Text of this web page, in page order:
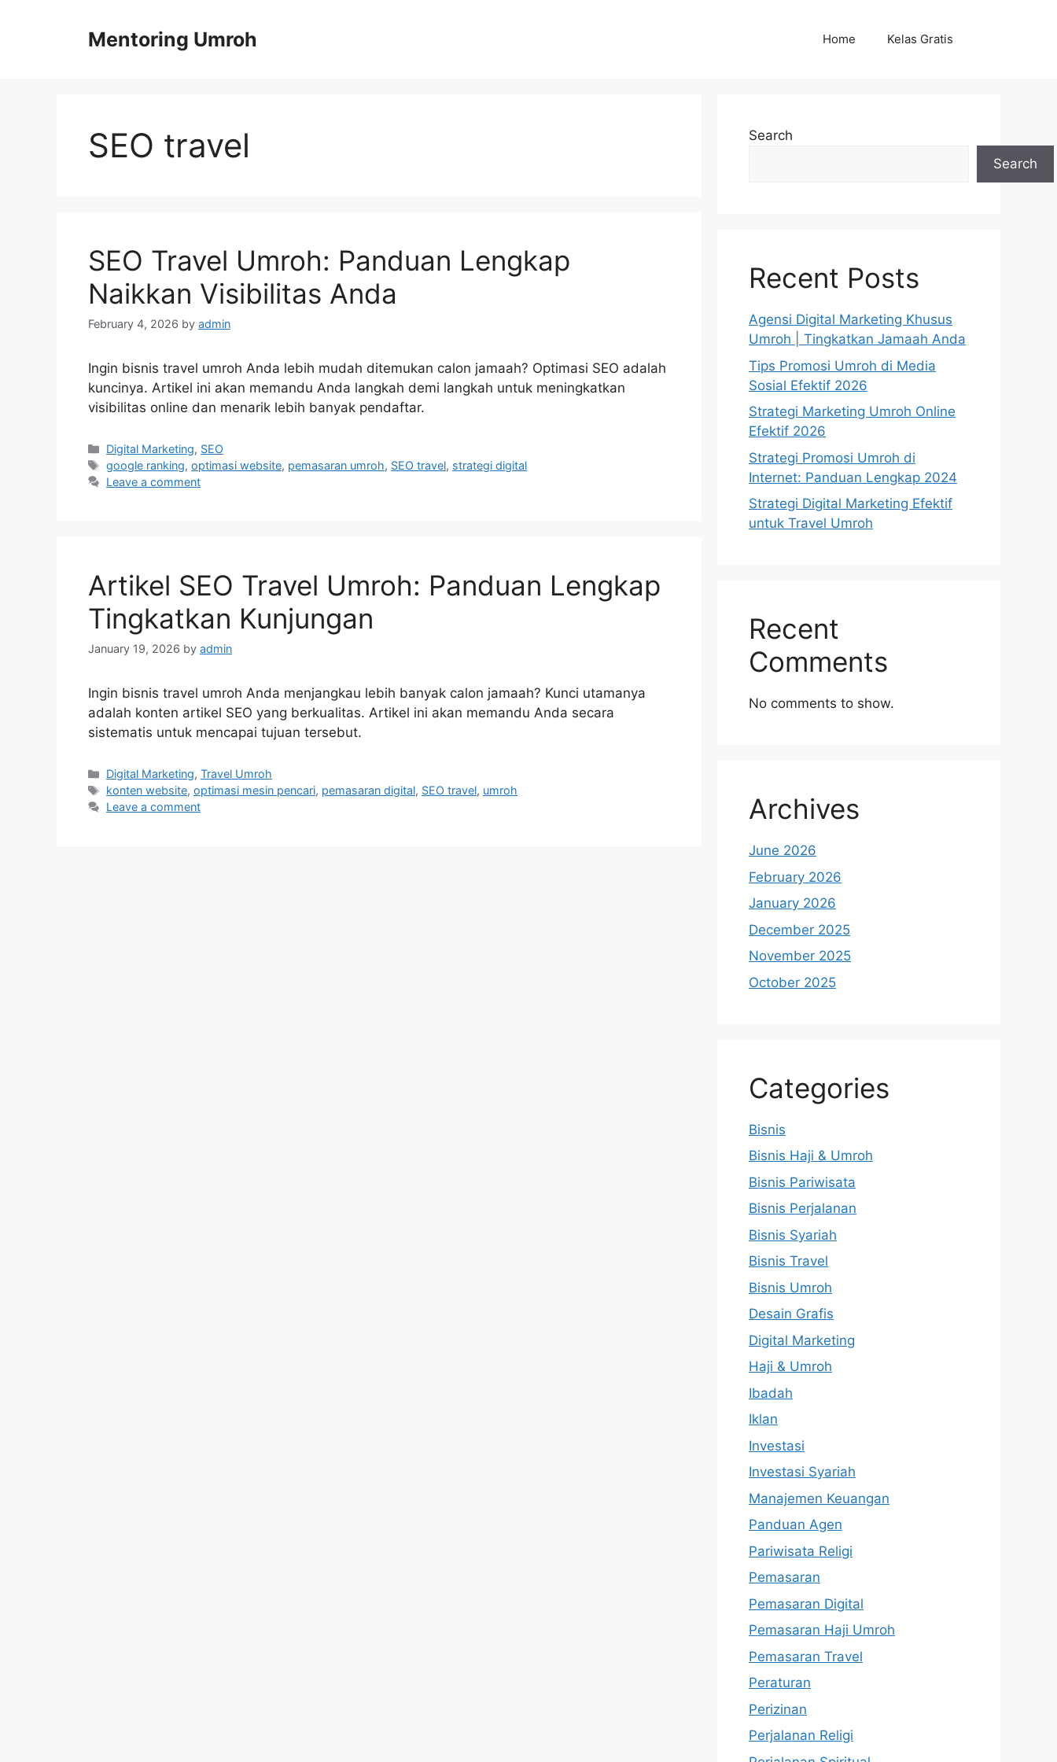
Mentoring Umroh Home Kelas Gratis
SEO travel
SEO Travel Umroh: Panduan Lengkap
Naikkan Visibilitas Anda
February 4, 2026 by admin
Ingin bisnis travel umroh Anda lebih mudah ditemukan calon jamaah? Optimasi SEO adalah
kuncinya. Artikel ini akan memandu Anda langkah demi langkah untuk meningkatkan
visibilitas online dan menarik lebih banyak pendaftar.
Categories
Digital Marketing, SEO
Tags
google ranking,optimasi website, pemasaran umroh, SEO travel, strategi digital
Leave a comment
Artikel SEO Travel Umroh: Panduan Lengkap
Tingkatkan Kunjungan
January 19, 2026 by admin
Ingin bisnis travel umroh Anda menjangkau lebih banyak calon jamaah? Kunci utamanya
adalah konten artikel SEO yang berkualitas. Artikel ini akan memandu Anda secara
sistematis untuk mencapai tujuan tersebut.
Categories
Digital Marketing,Travel Umroh
Tags
konten website,optimasi mesin pencari, pemasaran digital, SEO travel, umroh
Leave a comment
Search
Search
Recent Posts
Agensi Digital Marketing Khusus
Umroh | Tingkatkan Jamaah Anda
Tips Promosi Umroh di Media
Sosial Efektif 2026
Strategi Marketing Umroh Online
Efektif 2026
Strategi Promosi Umroh di
Internet: Panduan Lengkap 2024
Strategi Digital Marketing Efektif
untuk Travel Umroh
Recent
Comments
No comments to show.
Archives
June 2026
February 2026
January 2026
December 2025
November 2025
October 2025
Categories
Bisnis
Bisnis Haji & Umroh
Bisnis Pariwisata
Bisnis Perjalanan
Bisnis Syariah
Bisnis Travel
Bisnis Umroh
Desain Grafis
Digital Marketing
Haji & Umroh
Ibadah
Iklan
Investasi
Investasi Syariah
Manajemen Keuangan
Panduan Agen
Pariwisata Religi
Pemasaran
Pemasaran Digital
Pemasaran Haji Umroh
Pemasaran Travel
Peraturan
Perizinan
Perjalanan Religi